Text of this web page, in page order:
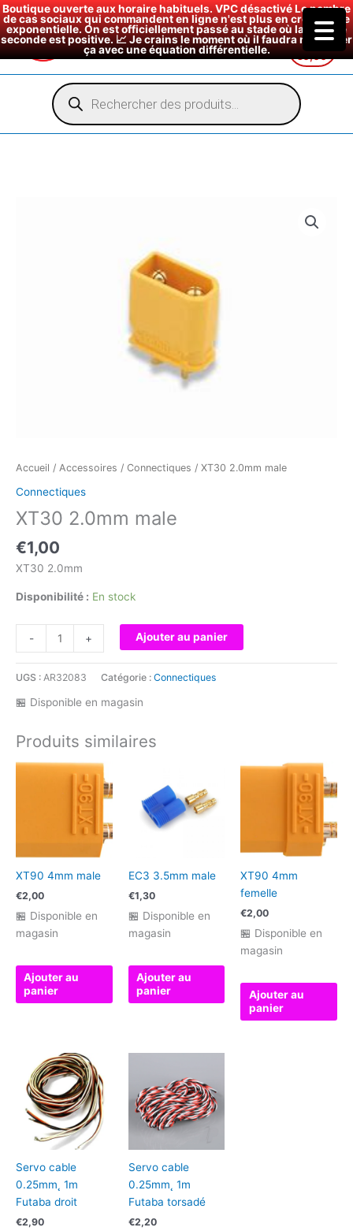
Boutique ouverte aux horaire habituels. VPC désactivé Le nombre
de cas sociaux qui commandent en ligne n'est plus en croissance
exponentielle. On est officiellement passé au stade où la dérivée
seconde est positive. 📈 Je crains le moment où il faudra modéliser
ça avec une équation différentielle.
€0,00
Recherche
de
produits
Accueil / Accessoires / Connectiques / XT30 2.0mm male
Connectiques
XT30 2.0mm male
€1,00
XT30 2.0mm
Disponibilité : En stock
-
de
XT30
2.0mm
male
+ Ajouter au panier
UGS : AR32083 Catégorie : Connectiques
🏪 Disponible en magasin
Produits similaires
XT90 4mm male
€2,00
🏪 Disponible en
magasin
Ajouter au
panier
EC3 3.5mm male
€1,30
🏪 Disponible en
magasin
Ajouter au
panier
XT90 4mm
femelle
€2,00
🏪 Disponible en
magasin
Ajouter au
panier
Servo cable
0.25mm˛ 1m
Futaba droit
€2,90
Servo cable
0.25mm˛ 1m
Futaba torsadé
€2,20